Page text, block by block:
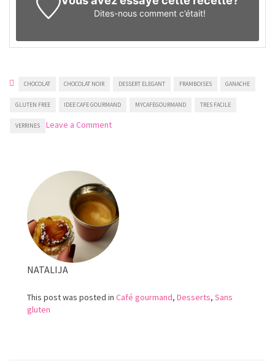
Dites-nous comment c’était!
CHOCOLAT CHOCOLAT NOIR DESSERT ELEGANT FRAMBOISES GANACHE
GLUTEN FREE IDEE CAFE GOURMAND MYCAFEGOURMAND TRES FACILE
VERRINES Leave a Commenton
chocolat
et
aux
framboises
NATALIJA
This post was posted in Café gourmand, Desserts, Sans
gluten